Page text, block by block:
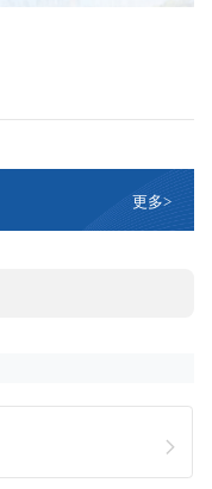
更多>